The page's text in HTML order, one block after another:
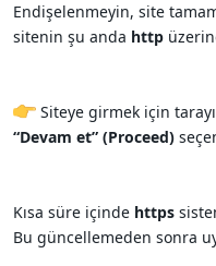
Endişelenmeyin, site
sitenin şu anda http
Siteye girmek için
“Devam et” (Proceed)
Kısa süre içinde https
Bu güncellemeden sonra